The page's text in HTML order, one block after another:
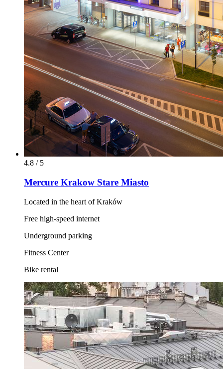
4.8 / 5
Mercure Krakow Stare Miasto
Located in the heart of Kraków
Free high-speed internet
Underground parking
Fitness Center
Bike rental